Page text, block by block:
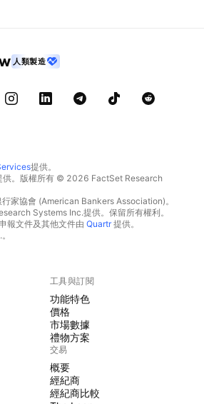
人類製造
提供。
供。版權所有 © 2026 FactSet Research
家協會 (American Bankers Association)。
Systems Inc.提供。保留所有權利。
報文件及其他文件由 Quartr提供。
工具與訂閱
功能特色
價格
市場數據
禮物方案
交易
概要
經紀商
經紀商比較